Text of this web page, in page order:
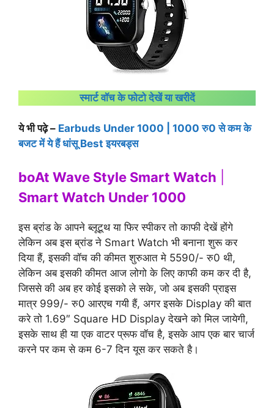
स्मार्ट वॉच के फोटो देखें या खरीदें
ये भी पढ़े – Earbuds Under 1000 | 1000 रु0 से कम के
बजट में ये हैं धांसू Best इयरबड्स
boAt Wave Style Smart Watch
Smart Watch Under 1000
इस ब्रांड के आपने ब्लूटूथ या फिर स्पीकर तो काफी देखें होंगे
लेकिन अब इस ब्रांड ने Smart Watch भी बनाना शुरू कर
दिया हैं, इसकी वॉच की कीमत शुरुआत मे 5590/- रु0 थी,
लेकिन अब इसकी कीमत आज लोगो के लिए काफी कम कर दी है,
जिससे की अब हर कोई इसको ले सके, जो अब इसकी प्राइस
मात्र 999/- रु0 आरएच गयी हैं, अगर इसके Display की बात
करे तो 1.69″ Square HD Display देखने को मिल जायेगी,
इसके साथ ही या एक वाटर प्रूफ वॉच है, इसके आप एक बार चार्ज
करने पर कम से कम 6-7 दिन यूस कर सकते है।